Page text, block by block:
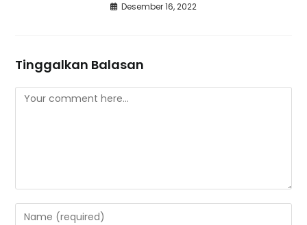
Desember 16, 2022
Tinggalkan Balasan